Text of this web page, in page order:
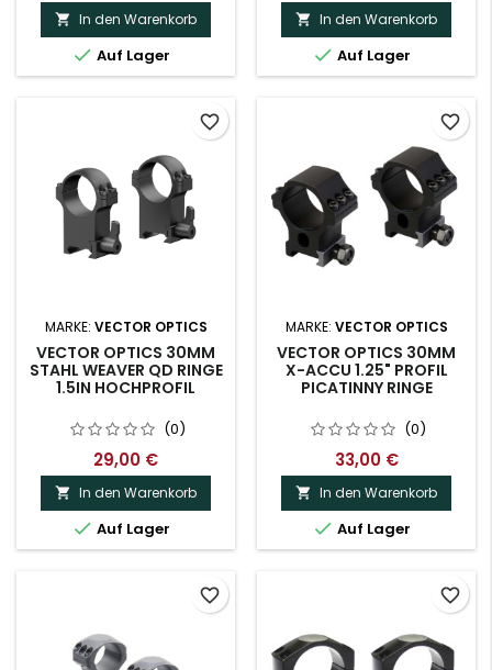
 In den Warenkorb
 Auf Lager
 In den Warenkorb
 Auf Lager
MARKE: VECTOR OPTICS
VECTOR OPTICS 30MM
STAHL WEAVER QD RINGE
1.5IN HOCHPROFIL
(0)
29,00 €
 In den Warenkorb
 Auf Lager
favorite_border
MARKE: VECTOR OPTICS
VECTOR OPTICS 30MM
X-ACCU 1.25" PROFIL
PICATINNY RINGE
(0)
33,00 €
 In den Warenkorb
 Auf Lager
favorite_border
favorite_border favorite_border